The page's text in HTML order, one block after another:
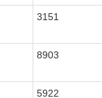
3151
8903
5922